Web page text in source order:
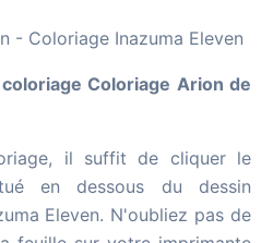
- Coloriage Inazuma Eleven
Coloriage Arion de
il suffit de cliquer le
en dessous du dessin
Eleven. N'oubliez pas de